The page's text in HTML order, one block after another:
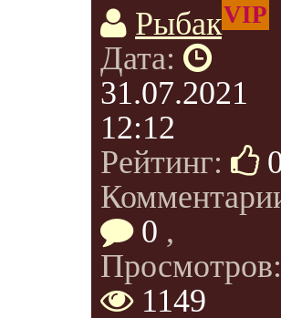
РыбакVIP
Дата:
31.07.2021
12:12
Рейтинг:
0 ,
Просмотров:
1149